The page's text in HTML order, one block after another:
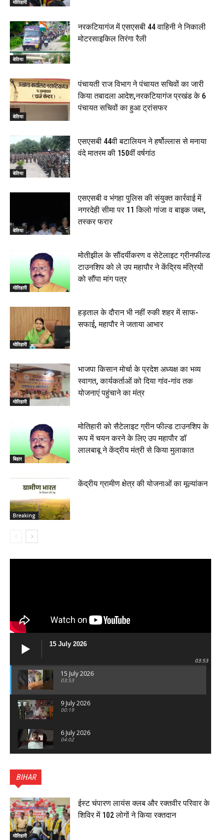
मोतिहारी
बेतिया
नरकटियागंज में एसएसबी 44 वाहिनी ने निकाली
मोटरसाइकिल तिरंगा रैली
बेतिया
पंचायती राज विभाग ने पंचायत सचिवों का जारी
किया तबादला आदेश,नरकटियागंज प्रखंड के 6
पंचायत सचिवों का हुआ ट्रांसफर
बेतिया
एसएसबी 44वी बटालियन ने हर्षोल्लास से मनाया
वंदे मातरम की 150वीं वर्षगांठ
बेतिया
एसएसबी व भंगहा पुलिस की संयुक्त कार्रवाई में
नगरदेही सीमा पर 11 किलो गांजा व बाइक जब्त,
तस्कर फरार
मोतिहारी
मोतीझील के सौंदर्यीकरण व सेटेलाइट ग्रीनफील्ड
टाउनशिप को ले उप महापौर ने केंद्रिय मंत्रियों
को सौंपा मांग पत्र
मोतिहारी
हड़ताल के दौरान भी नहीं रुकी शहर में साफ-
सफाई, महापौर ने जताया आभार
मोतिहारी
भाजपा किसान मोर्चा के प्रदेश अध्यक्ष का भव्य
स्वागत, कार्यकर्ताओं को दिया गांव-गांव तक
योजनाएं पहुंचाने का मंत्र
बिहार
मोतिहारी को सैटेलाइट ग्रीन फील्ड टाउनशिप के
रूप में चयन करने के लिए उप महापौर डॉ
लालबाबू ने केंद्रीय मंत्री से किया मुलाकात
Breaking
केंद्रीय ग्रामीण क्षेत्र की योजनाओं का मूल्यांकन
15 July 2026
03:53
15 July 2026
03:53
9 July 2026
00:19
6 July 2026
04:02
का भव्य पथ संचलन, 5 July 2026
00:22
बेतिया : मझौलिया में 1.24 क्विंटल गांजा के साथ बोलेरो ज़ब्त, दो
तस्कर गिरफ्तार, 4 July 2026
00:39
BIHAR
मोतिहारी
ईस्ट चंपारण लायंस क्लब और रक्तवीर परिवार के
शिविर में 102 लोगों ने किया रक्तदान